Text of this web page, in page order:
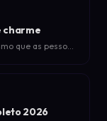
charme
que as pessoas
fotos.
2026